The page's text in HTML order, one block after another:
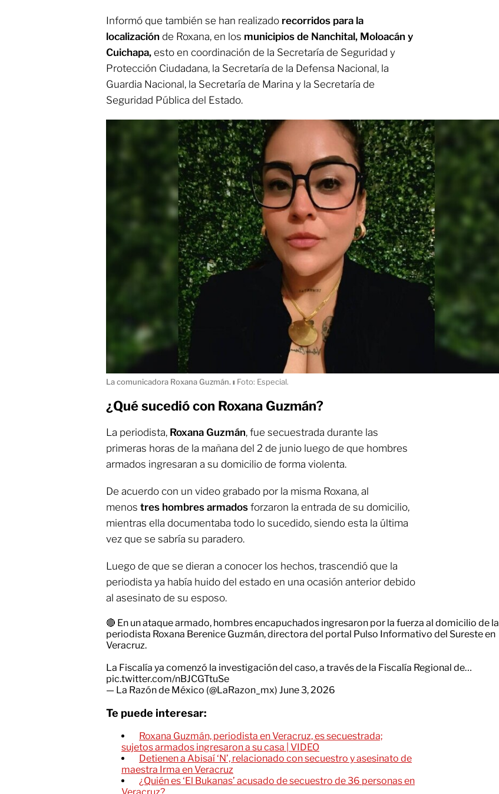
Informó que también se han realizado recorridos para la
localización de Roxana, en los municipios de Nanchital, Moloacán y
Cuichapa, esto en coordinación de la Secretaría de Seguridad y
Protección Ciudadana, la Secretaría de la Defensa Nacional, la
Guardia Nacional, la Secretaría de Marina y la Secretaría de
Seguridad Pública del Estado.
La comunicadora Roxana Guzmán. ı Foto: Especial.
¿Qué sucedió con Roxana Guzmán?
La periodista, Roxana Guzmán, fue secuestrada durante las
primeras horas de la mañana del 2 de junio luego de que hombres
armados ingresaran a su domicilio de forma violenta.
De acuerdo con un video grabado por la misma Roxana, al
menos tres hombres armados forzaron la entrada de su domicilio,
mientras ella documentaba todo lo sucedido, siendo esta la última
vez que se sabría su paradero.
Luego de que se dieran a conocer los hechos, trascendió que la
periodista ya había huido del estado en una ocasión anterior debido
al asesinato de su esposo.
🔴 En un ataque armado, hombres encapuchados ingresaron por la fuerza al domicilio de la
periodista Roxana Berenice Guzmán, directora del portal Pulso Informativo del Sureste en
Veracruz.
La Fiscalía ya comenzó la investigación del caso, a través de la Fiscalía Regional de…
pic.twitter.com/nBJCGTtuSe
— La Razón de México (@LaRazon_mx) June 3, 2026
Te puede interesar:
Roxana Guzmán, periodista en Veracruz, es secuestrada;
sujetos armados ingresaron a su casa | VIDEO
Detienen a Abisaí ‘N’, relacionado con secuestro y asesinato de
maestra Irma en Veracruz
¿Quién es ‘El Bukanas’ acusado de secuestro de 36 personas en